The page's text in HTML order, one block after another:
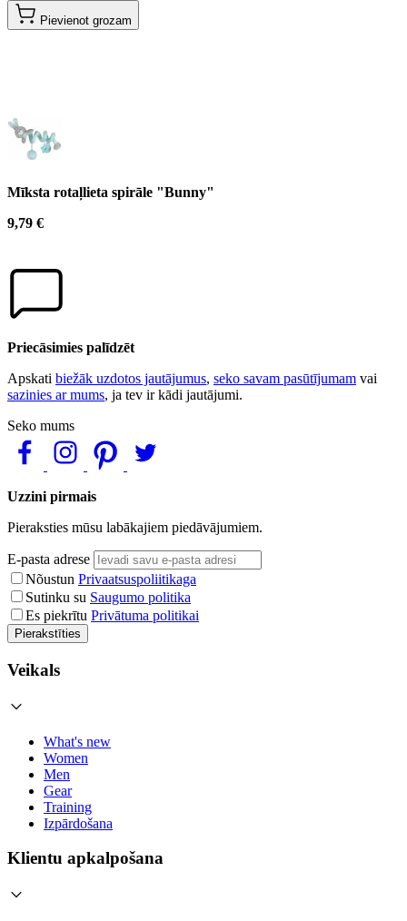
Pievienot grozam
Mīksta rotaļlieta spirāle "Bunny"
9,79 €
Priecāsimies palīdzēt
Apskati biežāk uzdotos jautājumus, seko savam pasūtījumam vai
sazinies ar mums, ja tev ir kādi jautājumi.
Seko mums
Uzzini pirmais
Pieraksties mūsu labākajiem piedāvājumiem.
E-pasta adrese
Nõustun Privaatsuspoliitikaga
Sutinku su Saugumo politika
Es piekrītu Privātuma politikai
Pierakstīties
Veikals
What's new
Women
Men
Gear
Training
Izpārdošana
Klientu apkalpošana